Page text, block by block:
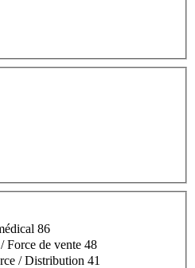
86
Force de vente 48
/ Distribution 41